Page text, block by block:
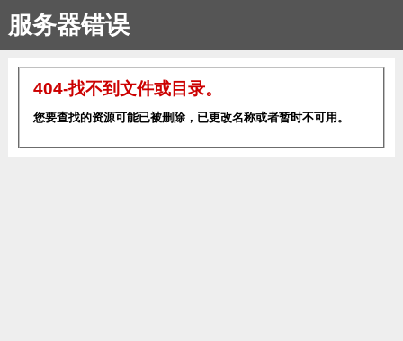
服务器错误
404-找不到文件或目录。
您要查找的资源可能已被删除，已更改名称或者暂时不可用。